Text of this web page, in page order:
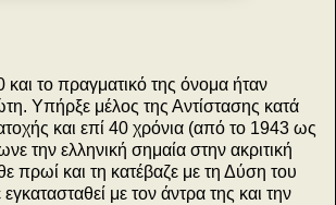
και το πραγματικό της όνομα ήταν
Υπήρξε μέλος της Αντίστασης κατά
και επί 40 χρόνια (από το 1943 ως
την ελληνική σημαία στην ακριτική
πρωί και τη κατέβαζε με τη Δύση του
με τον άντρα της και την